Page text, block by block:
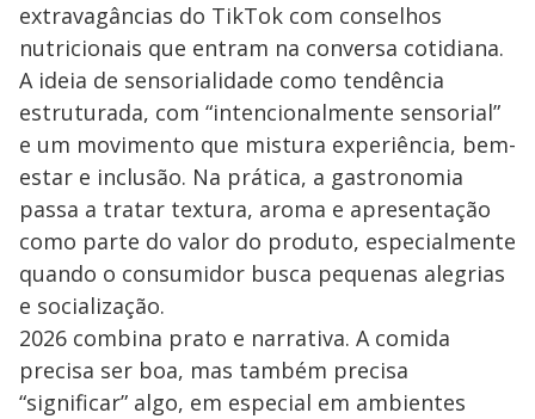
extravagâncias do TikTok com conselhos
nutricionais que entram na conversa cotidiana.
A ideia de sensorialidade como tendência
estruturada, com “intencionalmente sensorial”
e um movimento que mistura experiência, bem-
estar e inclusão. Na prática, a gastronomia
passa a tratar textura, aroma e apresentação
como parte do valor do produto, especialmente
quando o consumidor busca pequenas alegrias
e socialização.
2026 combina prato e narrativa. A comida
precisa ser boa, mas também precisa
“significar” algo, em especial em ambientes